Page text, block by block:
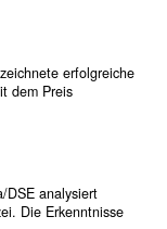
erfolgreiche
dem Preis
DSE analysiert
Die Erkenntnisse